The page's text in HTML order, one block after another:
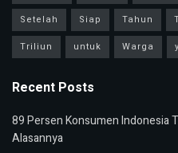
Setelah
Siap Tahun
Triliun
untuk Warga
Recent Posts
89 Persen Konsumen Indonesia
Alasannya